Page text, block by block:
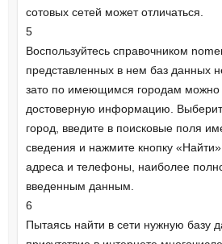
сотовых сетей может отличаться.
5
Воспользуйтесь справочником
представленных в нем баз данных
зато по имеющимся городам можно
достоверную информацию.
город, введите в поисковые поля
сведения и нажмите кнопку
адреса и телефоны, наиболее
введенным данным.
6
Пытаясь найти в сети нужную базу